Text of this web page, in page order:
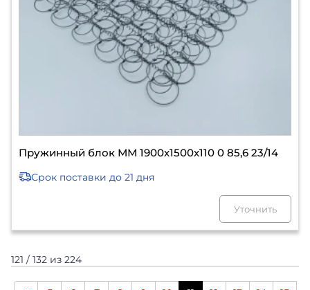
Пружинный блок ММ 1900х1500х110 0 85,6 23/14
Срок поставки до 21 дня
Уточнить
121 / 132 из 224